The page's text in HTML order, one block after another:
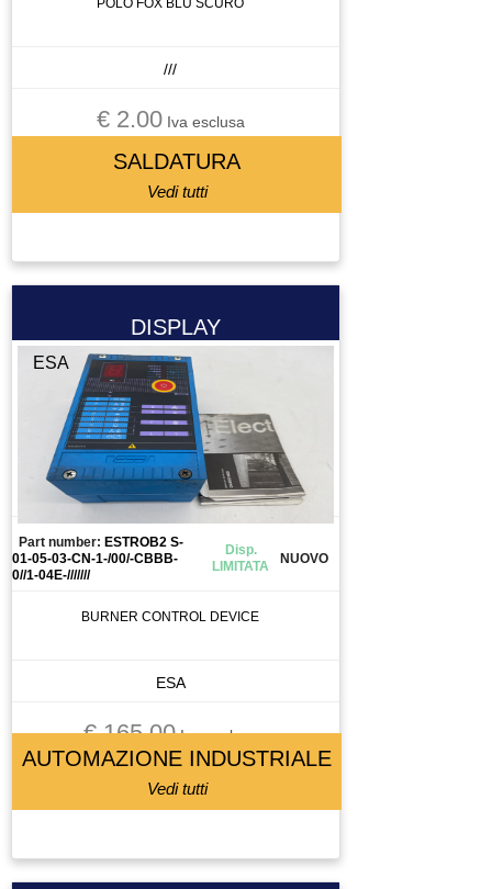
POLO FOX BLU SCURO
///
€ 2.00Iva esclusa
SALDATURA
Vedi tutti
DISPLAY
ESA
Part number: ESTROB2 S-
01-05-03-CN-1-/00/-CBBB-
0//1-04E-///////
Disp.
LIMITATA
NUOVO
BURNER CONTROL DEVICE
ESA
€ 165.00Iva esclusa
AUTOMAZIONE INDUSTRIALE
Vedi tutti